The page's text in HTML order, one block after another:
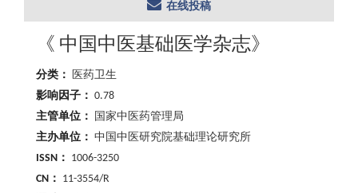
在线投稿
《 中国中医基础医学杂志》
分类： 医药卫生
影响因子： 0.78
主管单位：
国家中医药管理局
主办单位： 中国中医研究院基础理论研究所
ISSN： 1006-3250
CN： 11-3554/R